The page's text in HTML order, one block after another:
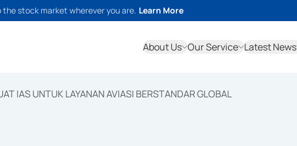
stock market wherever you are. Learn More
About Us Our Service Latest News
IAS UNTUK LAYANAN AVIASI BERSTANDAR GLOBAL